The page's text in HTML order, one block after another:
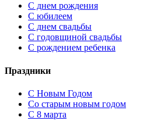
С днем рождения
С юбилеем
С днем свадьбы
С годовщиной свадьбы
С рождением ребенка
Праздники
C Новым Годом
Cо старым новым годом
С 8 марта